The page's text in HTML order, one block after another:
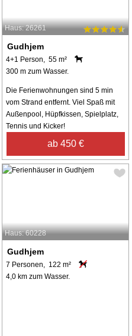
Haus: 26261
Gudhjem
4+1 Person, 55 m²
300 m zum Wasser.
Die Ferienwohnungen sind 5 min
vom Strand entfernt. Viel Spaß mit
Außenpool, Hüpfkissen, Spielplatz,
Tennis und Kicker!
ab 450 €
Haus: 60228
Gudhjem
7 Personen, 122 m²
4,0 km zum Wasser.